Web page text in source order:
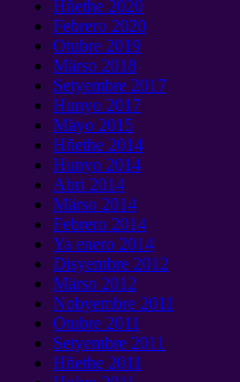
Hñethe 2020
Febrero 2020
Otubre 2019
Märso 2018
Setyembre 2017
Hunyo 2017
Mäyo 2015
Hñethe 2014
Hunyo 2014
Abri 2014
Märso 2014
Febrero 2014
Ya enero 2014
Disyembre 2012
Märso 2012
Nobyembre 2011
Otubre 2011
Setyembre 2011
Hñethe 2011